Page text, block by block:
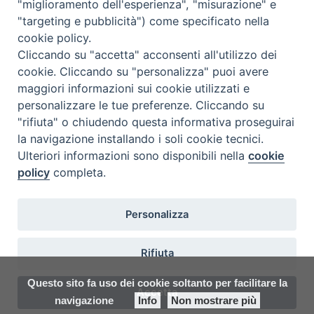
Questo sito fa uso dei cookie soltanto per facilitare la
navigazione
Info Non mostrare più
Veglia Missionaria
Sabato 19 ottobre alle ore 21 presso la parrocchia Santa…
archivio documenti
"miglioramento dell'esperienza", "misurazione" e
"targeting e pubblicità") come specificato nella
cookie policy.
Cliccando su "accetta" acconsenti all'utilizzo dei
cookie. Cliccando su "personalizza" puoi avere
maggiori informazioni sui cookie utilizzati e
personalizzare le tue preferenze. Cliccando su
"rifiuta" o chiudendo questa informativa proseguirai
la navigazione installando i soli cookie tecnici.
Ulteriori informazioni sono disponibili nellacookie
policy completa.
Personalizza
Rifiuta
Accetta